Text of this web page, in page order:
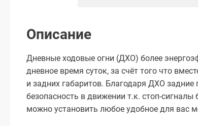
Описание
Дневные ходовые огни (ДХО) более
дневное время суток, за счёт того что
и задних габаритов. Благодаря ДХО
безопасность в движении т.к. стоп-
можно установить любое удобное для вас